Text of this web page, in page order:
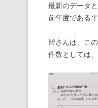
最新のデータ
前年度である
皆さんは、こ
件数としては、